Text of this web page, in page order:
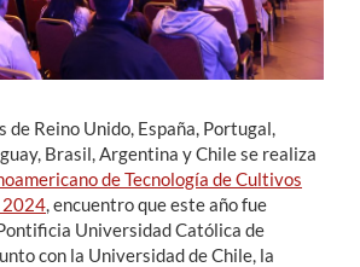
Reino Unido, España, Portugal,
Brasil, Argentina y Chile se realiza
de Tecnología de Cultivos
2024 , encuentro que este año fue
Universidad Católica de
con la Universidad de Chile, la